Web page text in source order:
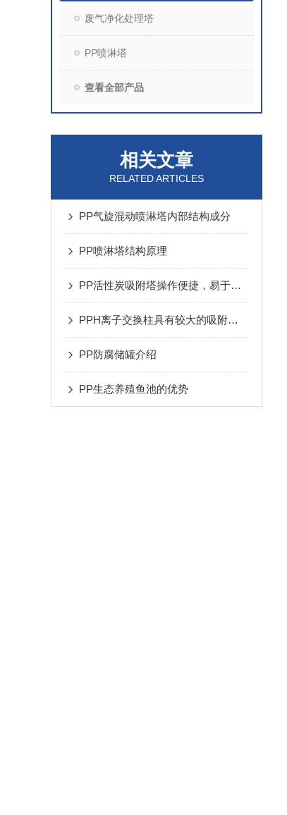
废气净化处理塔
PP喷淋塔
查看全部产品
相关文章
RELATED ARTICLES
PP气旋混动喷淋塔内部结构成分
PP喷淋塔结构原理
PP活性炭吸附塔操作便捷，易于维护和管理
PPH离子交换柱具有较大的吸附容量和较快的吸附速度
PP防腐储罐介绍
PP生态养殖鱼池的优势